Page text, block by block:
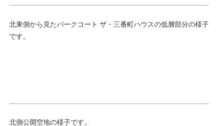
北東側から見たパークコート ザ・三番町ハウスの低層部分の様子
です。
北側公開空地の様子です。